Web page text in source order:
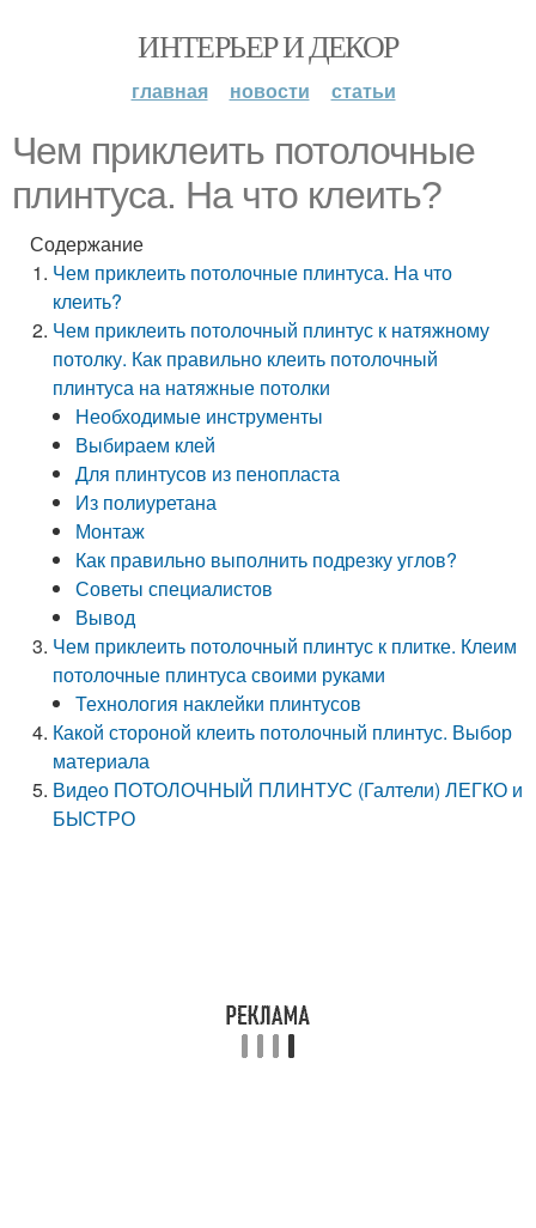
ИНТЕРЬЕР И ДЕКОР
главная новости статьи
Чем приклеить потолочные
плинтуса. На что клеить?
Содержание
Чем приклеить потолочные плинтуса. На что
клеить?
Чем приклеить потолочный плинтус к натяжному
потолку. Как правильно клеить потолочный
плинтуса на натяжные потолки
Необходимые инструменты
Выбираем клей
Для плинтусов из пенопласта
Из полиуретана
Монтаж
Как правильно выполнить подрезку углов?
Советы специалистов
Вывод
Чем приклеить потолочный плинтус к плитке. Клеим
потолочные плинтуса своими руками
Технология наклейки плинтусов
Какой стороной клеить потолочный плинтус. Выбор
материала
Видео ПОТОЛОЧНЫЙ ПЛИНТУС (Галтели) ЛЕГКО и
БЫСТРО